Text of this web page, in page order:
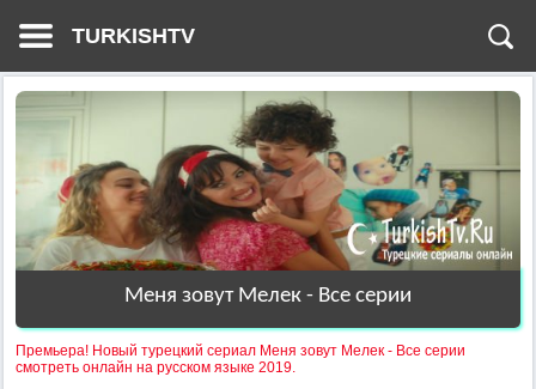
TURKISHTV
Меня зовут Мелек - Все серии
Премьера! Новый турецкий сериал Меня зовут Мелек - Все серии
смотреть онлайн на русском языке 2019.